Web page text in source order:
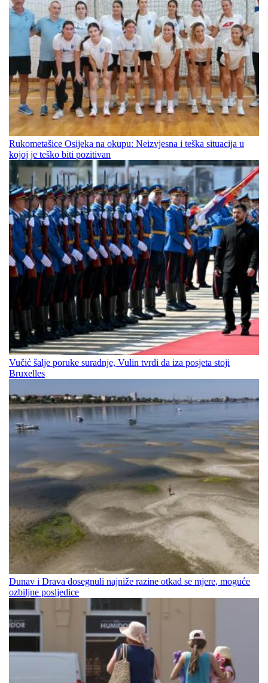
Rukometašice Osijeka na okupu: Neizvjesna i teška situacija u
kojoj je teško biti pozitivan
Vučić šalje poruke suradnje, Vulin tvrdi da iza posjeta stoji
Bruxelles
Dunav i Drava dosegnuli najniže razine otkad se mjere, moguće
ozbiljne posljedice